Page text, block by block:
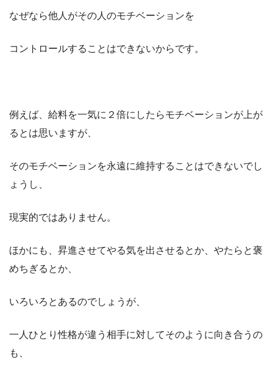
なぜなら他人がその人のモチベーションを
コントロールすることはできないからです。
例えば、給料を一気に２倍にしたらモチベーションが上が
るとは思いますが、
そのモチベーションを永遠に維持することはできないでし
ょうし、
現実的ではありません。
ほかにも、昇進させてやる気を出させるとか、やたらと褒
めちぎるとか、
いろいろとあるのでしょうが、
一人ひとり性格が違う相手に対してそのように向き合うの
も、